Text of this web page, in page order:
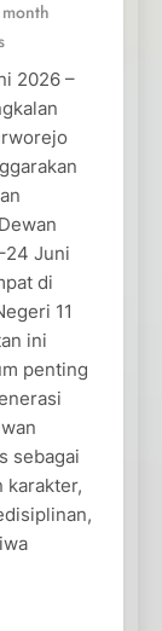
2026 –
Juni
di
11
ini
penting
sebagai
karakter,